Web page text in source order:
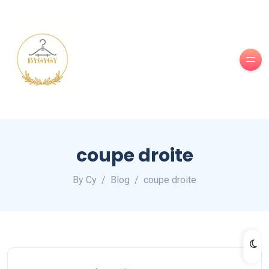
coupe droite
By Cy Blog coupe droite